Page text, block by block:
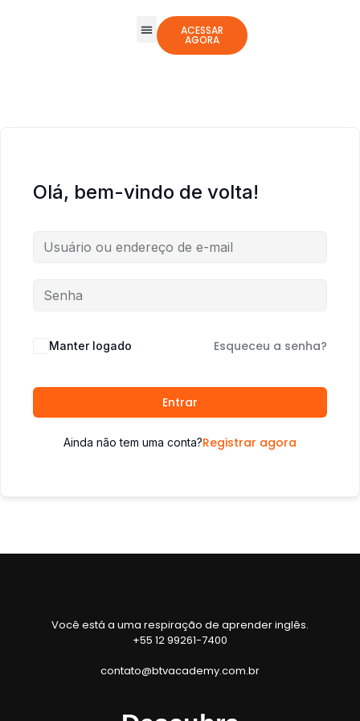
ACESSAR
AGORA
Olá, bem-vindo de volta!
Manter logado Esqueceu a senha?
Entrar
Ainda não tem uma conta?Registrar agora
Você está a uma respiração de aprender inglês.
+55 12 99261-7400
contato@btvacademy.com.br